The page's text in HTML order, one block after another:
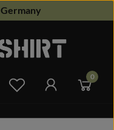
Du hast 0 0